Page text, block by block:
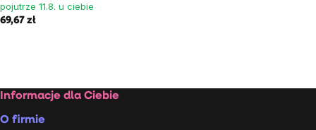
pojutrze 11.8. u ciebie
69,67 zł
Stopka
Informacje dla Ciebie
O firmie